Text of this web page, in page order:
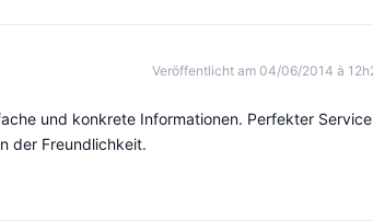
Veröffentlicht am 04/06/2014 à
und konkrete Informationen. Perfekter
der Freundlichkeit.